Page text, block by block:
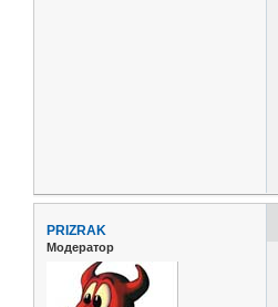
PRIZRAK
Модератор